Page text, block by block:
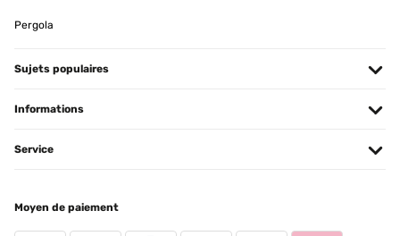
Pergola
Sujets populaires
Informations
Service
Moyen de paiement